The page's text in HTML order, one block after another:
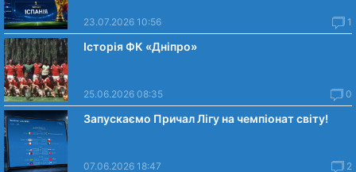
23.07.2026 10:56 1
Історія ФК «Дніпро»
25.06.2026 08:35 0
Запускаємо Причал Лігу на чемпіонат світу!
07.06.2026 18:47 2